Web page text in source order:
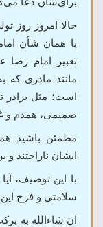
حالا امروز روز
با همان شأن
تعبیر امام رضا
مانند مادری
است؛ مثل
صمیمی، همدم و
مطمئن باشید
ایشان ناراحتند و
با این توصیف،
سلامتی و فرج این
ان شاءالله به